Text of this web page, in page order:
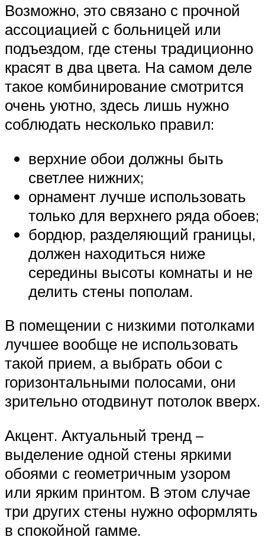
Возможно, это связано с прочной
ассоциацией с больницей или
подъездом, где стены традиционно
красят в два цвета. На самом деле
такое комбинирование смотрится
очень уютно, здесь лишь нужно
соблюдать несколько правил:
верхние обои должны быть
светлее нижних;
орнамент лучше использовать
только для верхнего ряда обоев;
бордюр, разделяющий границы,
должен находиться ниже
середины высоты комнаты и не
делить стены пополам.
В помещении с низкими потолками
лучшее вообще не использовать
такой прием, а выбрать обои с
горизонтальными полосами, они
зрительно отодвинут потолок вверх.
Акцент. Актуальный тренд –
выделение одной стены яркими
обоями с геометричным узором
или ярким принтом. В этом случае
три других стены нужно оформлять
в спокойной гамме.